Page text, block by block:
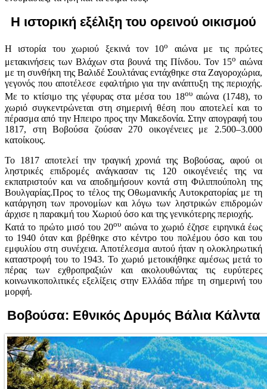
Η ιστορική εξέλιξη του ορεινού οικισμού
H ιστορία του χωριού ξεκινά τον 10ο
αιώνα με τις πρώτες
μετακινήσεις των Βλάχων στα βουνά της Πίνδου. Τον 15ο αιώνα
με τη συνθήκη της Βαλιδέ Σουλτάνας εντάχθηκε στα Ζαγοροχώρια,
γεγονός που αποτέλεσε εφαλτήριο για την ανάπτυξη της περιοχής.
Με το κτίσιμο της γέφυρας στα μέσα του 18ουαιώνα (1748), το
χωριό συγκεντρώνεται στη σημερινή θέση που αποτελεί και το
πέρασμα από την Ηπειρο προς την Μακεδονία. Στην απογραφή του
1817, στη Βοβούσα ζούσαν 270 οικογένειες με 2.500–3.000
κατοίκους.
Το 1817 αποτελεί την τραγική χρονιά της Βοβούσας, αφού οι
ληστρικές επιδρομές ανάγκασαν τις 120 οικογένειές της να
εκπατριστούν και να αποδημήσουν κοντά στη Φιλιππούπολη της
Βουλγαρίας.Προς το τέλος της Οθωμανικής Αυτοκρατορίας με τη
κατάργηση των προνομίων και λόγω των ληστρικών επιδρομών
άρχισε η παρακμή του Χωριού όσο και της γενικότερης περιοχής.
Κατά το πρώτο μισό του 20ου αιώνα το χωριό έζησε ειρηνικά έως
το 1940 όταν και βρέθηκε στο κέντρο του πολέμου όσο και του
εμφυλίου στη συνέχεια. Αποτέλεσμα αυτού ήταν η ολοκληρωτική
καταστροφή του το 1943. Το χωριό μετοικήθηκε αμέσως μετά το
πέρας των εχθροπραξιών και ακολουθώντας τις ευρύτερες
κοινωνικοπολιτικές εξελίξεις στην Ελλάδα πήρε τη σημερινή του
μορφή.
Βοβούσα: Εθνικός Δρυμός Βάλια Κάλντα